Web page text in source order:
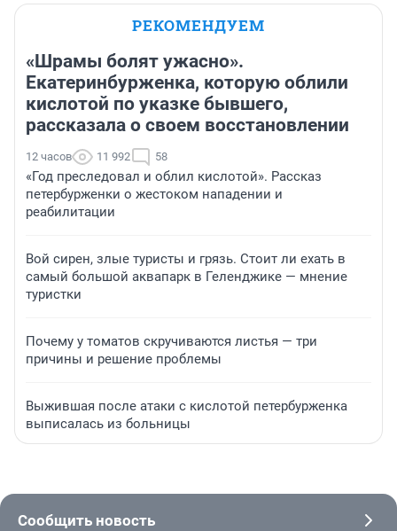
РЕКОМЕНДУЕМ
«Шрамы болят ужасно».
Екатеринбурженка, которую облили
кислотой по указке бывшего,
рассказала о своем восстановлении
12 часов 11 992 58
«Год преследовал и облил кислотой». Рассказ
петербурженки о жестоком нападении и
реабилитации
Вой сирен, злые туристы и грязь. Стоит ли ехать в
самый большой аквапарк в Геленджике — мнение
туристки
Почему у томатов скручиваются листья — три
причины и решение проблемы
Выжившая после атаки с кислотой петербурженка
выписалась из больницы
Сообщить новость